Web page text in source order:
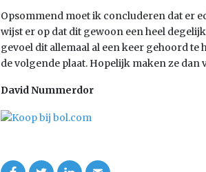
Opsommend moet ik concluderen dat er
wijst er op dat dit gewoon een heel
gevoel dit allemaal al een keer gehoord te
de volgende plaat. Hopelijk maken ze
David Nummerdor